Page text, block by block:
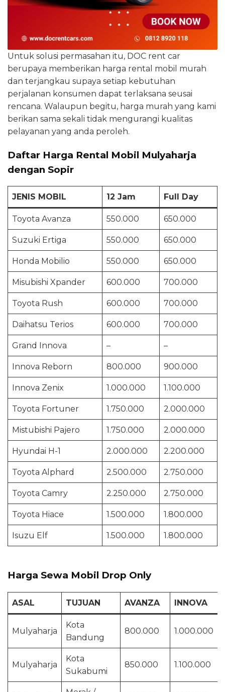
Untuk solusi permasahan itu, DOC rent car
berupaya memberikan harga rental mobil murah
dan terjangkau supaya setiap kebutuhan
perjalanan konsumen dapat terlaksana seusai
rencana. Walaupun begitu, harga murah yang kami
berikan sama sekali tidak mengurangi kualitas
pelayanan yang anda peroleh.
Daftar Harga Rental Mobil Mulyaharja
dengan Sopir
JENIS MOBIL 12 Jam Full Day
Toyota Avanza 550.000 650.000
Suzuki Ertiga 550.000 650.000
Honda Mobilio 550.000 650.000
Misubishi Xpander 600.000 700.000
Toyota Rush 600.000 700.000
Daihatsu Terios 600.000 700.000
Grand Innova – –
Innova Reborn 800.000 900.000
Innova Zenix 1.000.000 1.100.000
Toyota Fortuner 1.750.000 2.000.000
Mistubishi Pajero 1.750.000 2.000.000
Hyundai H-1 2.000.000 2.200.000
Toyota Alphard 2.500.000 2.750.000
Toyota Camry 2.250.000 2.750.000
Toyota Hiace 1.500.000 1.800.000
Isuzu Elf 1.500.000 1.800.000
Harga Sewa Mobil Drop Only
ASAL TUJUAN AVANZA INNOVA
Mulyaharja
Kota
Bandung
800.000 1.000.000
Mulyaharja
Kota
Sukabumi
850.000 1.100.000